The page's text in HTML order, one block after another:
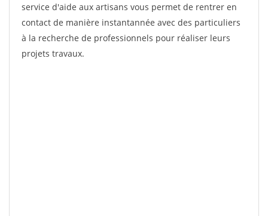
service d'aide aux artisans vous permet de rentrer en
contact de manière instantannée avec des particuliers
à la recherche de professionnels pour réaliser leurs
projets travaux.